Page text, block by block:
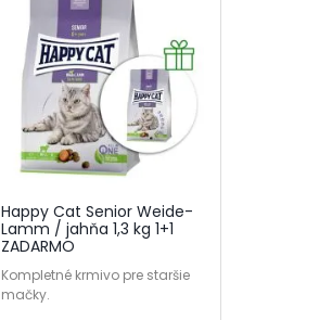
Happy Cat Senior Weide-
Lamm / jahňa 1,3 kg 1+1
ZADARMO
Kompletné krmivo pre staršie
mačky.